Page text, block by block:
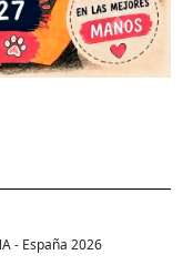
- España 2026